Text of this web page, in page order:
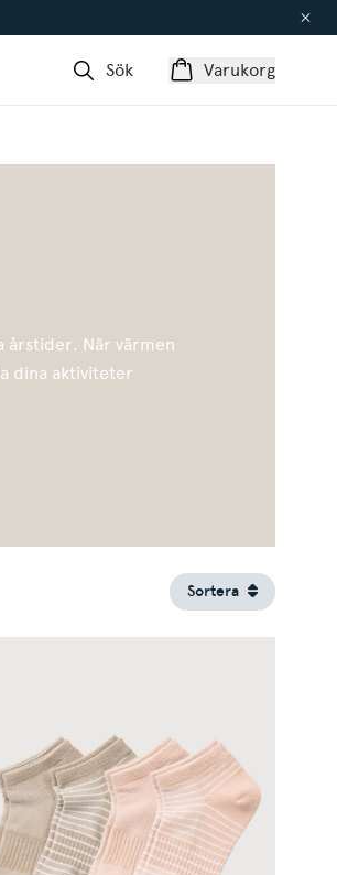
Sök Varukorg
årstider. När värmen
dina aktiviteter
Sortera